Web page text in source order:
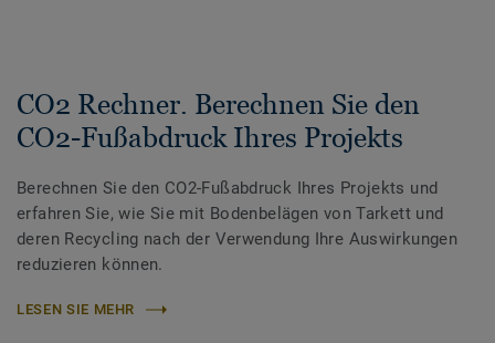
CO2 Rechner. Berechnen Sie den
CO2-Fußabdruck Ihres Projekts
Berechnen Sie den CO2-Fußabdruck Ihres Projekts und
erfahren Sie, wie Sie mit Bodenbelägen von Tarkett und
deren Recycling nach der Verwendung Ihre Auswirkungen
reduzieren können.
LESEN SIE MEHR